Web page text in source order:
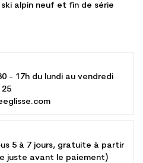
alpin neuf et fin de série
- 17h du lundi au vendredi
25
5 à 7 jours, gratuite à partir
juste avant le paiement)